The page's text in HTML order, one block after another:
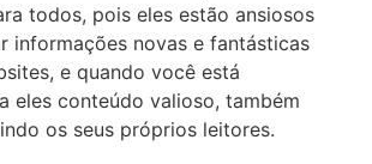
todos, pois eles estão ansiosos
informações novas e fantásticas
e quando você está
eles conteúdo valioso, também
os seus próprios leitores.